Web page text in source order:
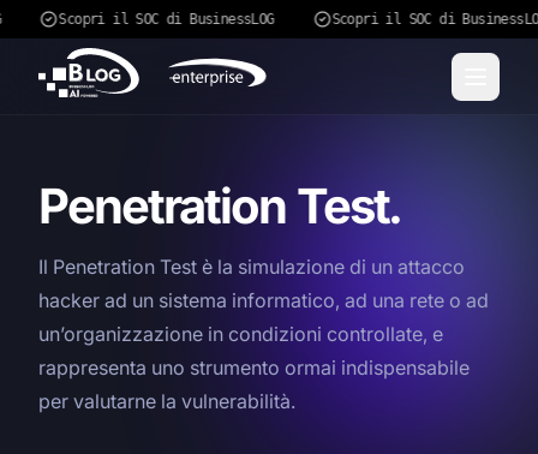
Scopri il SOC di BusinessLOG Scopri il SOC di
Penetration Test.
Il Penetration Test è la simulazione di un attacco
hacker ad un sistema informatico, ad una rete o ad
un’organizzazione in condizioni controllate, e
rappresenta uno strumento ormai indispensabile
per valutarne la vulnerabilità.